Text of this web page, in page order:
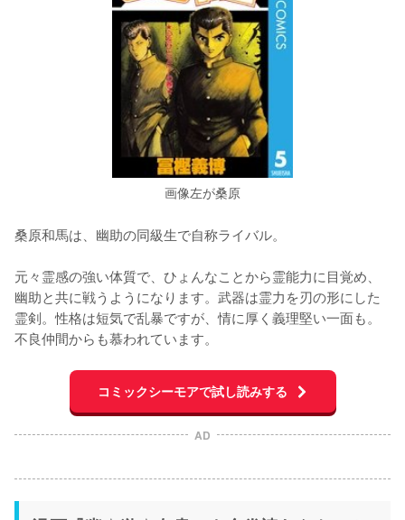
画像左が桑原
桑原和馬は、幽助の同級生で自称ライバル。
元々霊感の強い体質で、ひょんなことから霊能力に目覚め、
幽助と共に戦うようになります。武器は霊力を刃の形にした
霊剣。性格は短気で乱暴ですが、情に厚く義理堅い一面も。
不良仲間からも慕われています。
コミックシーモアで試し読みする
AD